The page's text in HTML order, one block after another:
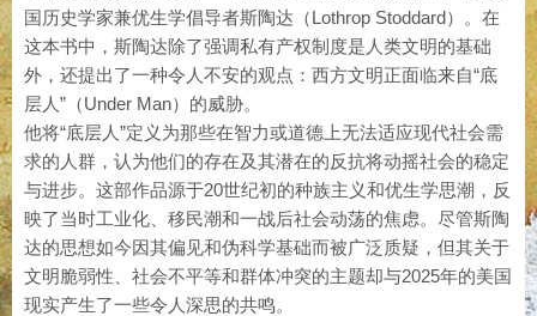
国历史学家兼优生学倡导者斯陶达（Lothrop Stoddard）。在
这本书中，斯陶达除了强调私有产权制度是人类文明的基础
外，还提出了一种令人不安的观点：西方文明正面临来自“底
层人”（Under Man）的威胁。
他将“底层人”定义为那些在智力或道德上无法适应现代社会需
求的人群，认为他们的存在及其潜在的反抗将动摇社会的稳定
与进步。这部作品源于20世纪初的种族主义和优生学思潮，反
映了当时工业化、移民潮和一战后社会动荡的焦虑。尽管斯陶
达的思想如今因其偏见和伪科学基础而被广泛质疑，但其关于
文明脆弱性、社会不平等和群体冲突的主题却与2025年的美国
现实产生了一些令人深思的共鸣。